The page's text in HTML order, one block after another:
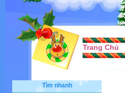
Trang Chủ
Tìm nhanh